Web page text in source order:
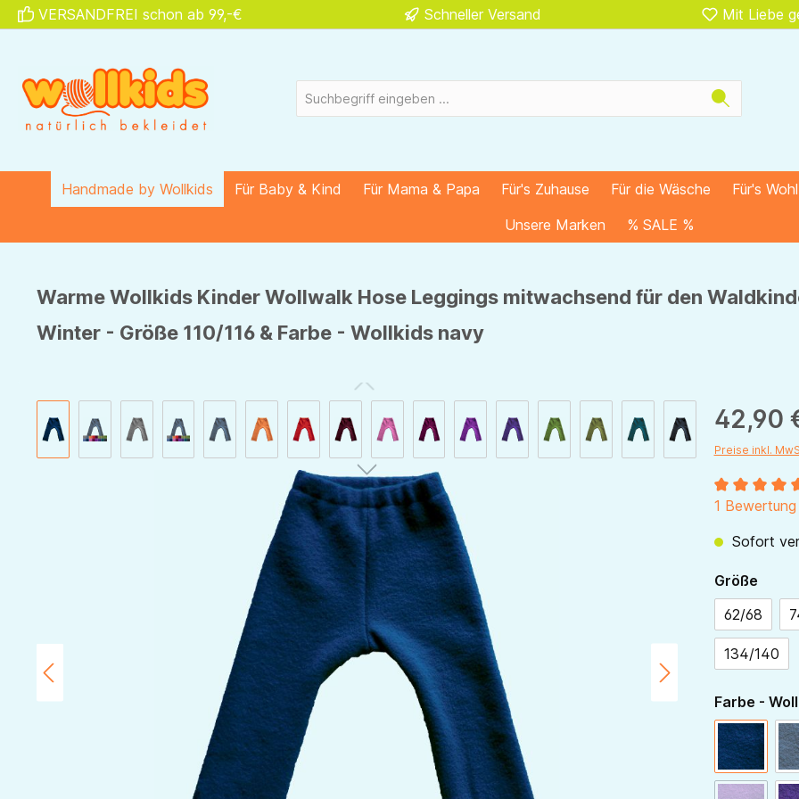
Zur Hauptnavigation springen
VERSANDFREI schon ab 99,-€ Schneller Versand Mit Liebe
Handmade by Wollkids Für Baby & Kind Für Mama & Papa Für's Zuhause Für die Wäsche Für's
Unsere Marken
% SALE %
Warme Wollkids Kinder Wollwalk Hose Leggings mitwachsend für den
Winter - Größe 110/116 & Farbe - Wollkids navy
42,90
Preise inkl.
1 Bewertung
Sofort
Größe
62/68
134/140
Farbe -
navy